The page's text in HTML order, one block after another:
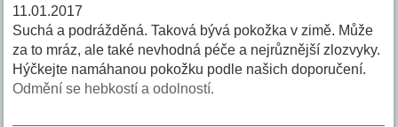
11.01.2017
Suchá a podrážděná. Taková bývá pokožka v zimě. Může
za to mráz, ale také nevhodná péče a nejrůznější zlozvyky.
Hýčkejte namáhanou pokožku podle našich doporučení.
Odmění se hebkostí a odolností.